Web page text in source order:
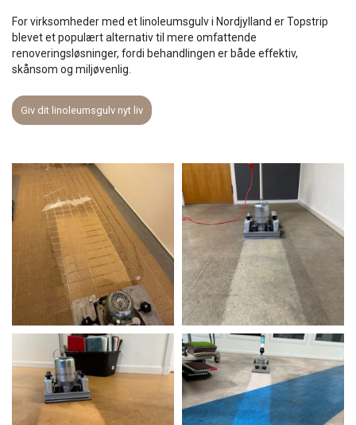
For virksomheder med et linoleumsgulv i Nordjylland er Topstrip
blevet et populært alternativ til mere omfattende
renoveringsløsninger, fordi behandlingen er både effektiv,
skånsom og miljøvenlig.
Giv dit linoleumsgulv nyt liv